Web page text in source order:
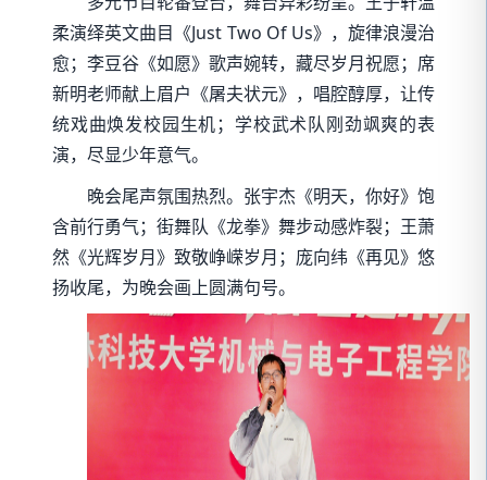
柔演绎英文曲目《Just Two Of Us》，旋律浪漫治
愈；李豆谷《如愿》歌声婉转，藏尽岁月祝愿；席
新明老师献上眉户《屠夫状元》，唱腔醇厚，让传
统戏曲焕发校园生机；学校武术队刚劲飒爽的表
演，尽显少年意气。
晚会尾声氛围热烈。张宇杰《明天，你好》饱
含前行勇气；街舞队《龙拳》舞步动感炸裂；王萧
然《光辉岁月》致敬峥嵘岁月；庞向纬《再见》悠
扬收尾，为晚会画上圆满句号。